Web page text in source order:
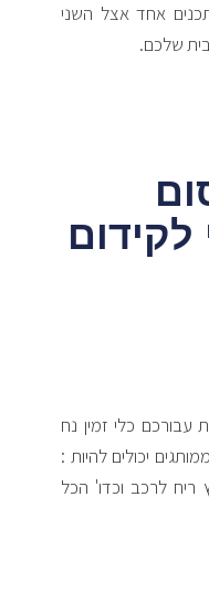
אחד אצל השני
שלכם.
עבורכם כלי זמין נח
יכולים להיות :
ריח לרכב וכדו' הכל